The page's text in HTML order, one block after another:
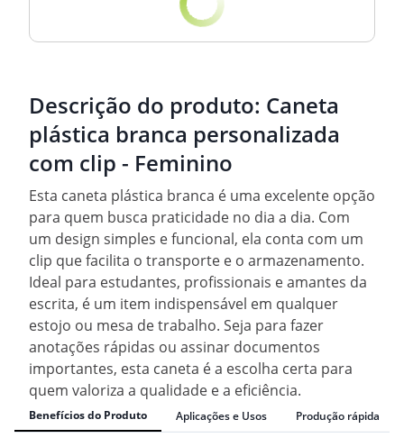
Descrição do produto: Caneta
plástica branca personalizada
com clip - Feminino
Esta caneta plástica branca é uma excelente opção
para quem busca praticidade no dia a dia. Com
um design simples e funcional, ela conta com um
clip que facilita o transporte e o armazenamento.
Ideal para estudantes, profissionais e amantes da
escrita, é um item indispensável em qualquer
estojo ou mesa de trabalho. Seja para fazer
anotações rápidas ou assinar documentos
importantes, esta caneta é a escolha certa para
quem valoriza a qualidade e a eficiência.
Benefícios do Produto Aplicações e Usos Produção rápida